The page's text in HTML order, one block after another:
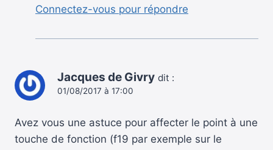
Connectez-vous pour répondre
Jacques de Givry dit :
01/08/2017 à 17:00
Avez vous une astuce pour affecter le point à une
touche de fonction (f19 par exemple sur le